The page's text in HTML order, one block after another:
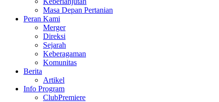
Masa Depan Pertanian
Peran Kami
Merger
Direksi
Sejarah
Keberagaman
Komunitas
Berita
Artikel
Info Program
ClubPremiere